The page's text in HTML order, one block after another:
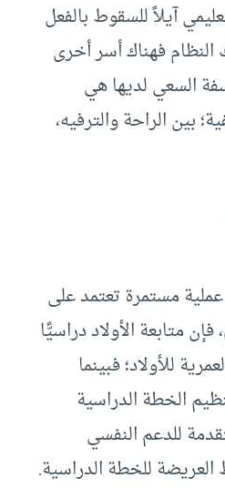
آيلاً للسقوط بالفعل
النظام فهناك أسر أخرى
السعي لديها هي
بين الراحة والترفيه،
عملية مستمرة تعتمد على
متابعة الأولاد دراسيًّا
للأولاد؛ فبينما
الخطة الدراسية
للدعم النفسي
للخطة الدراسية.